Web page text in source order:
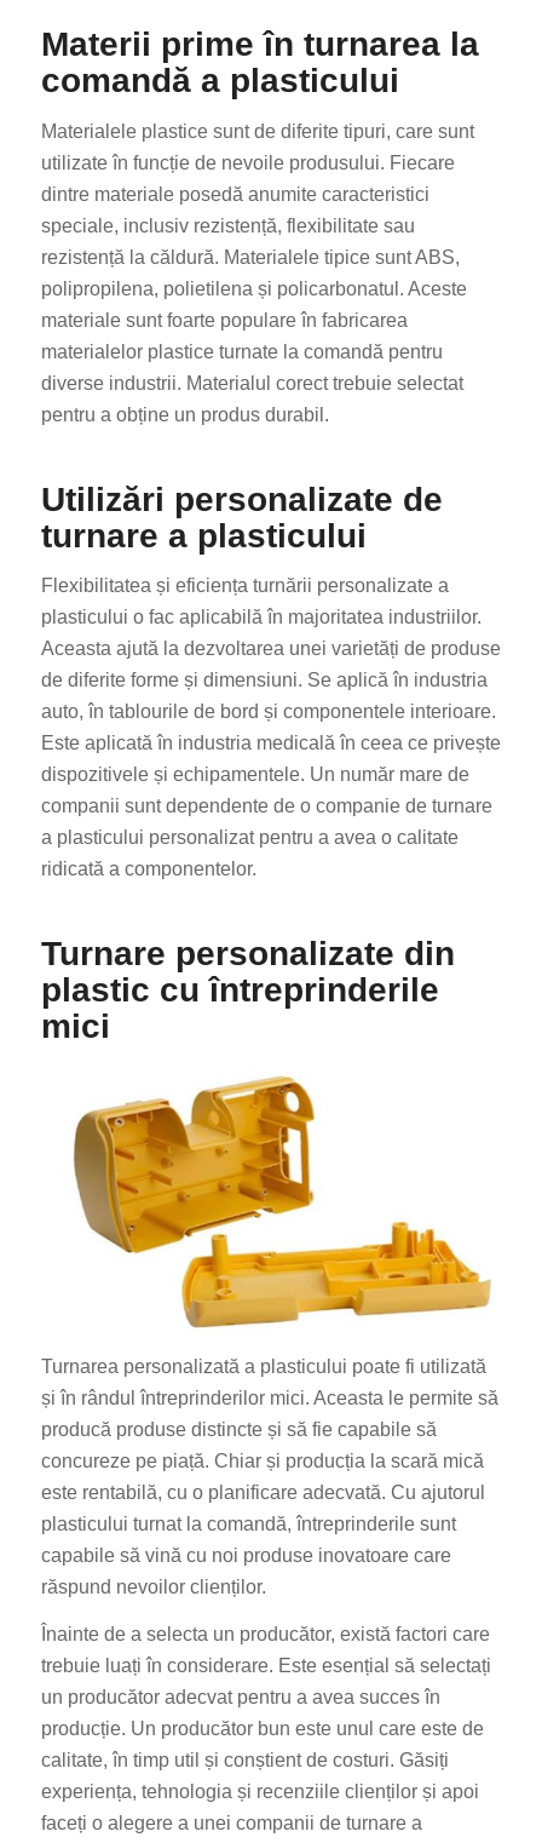
Materii prime în turnarea la
comandă a plasticului
Materialele plastice sunt de diferite tipuri, care sunt
utilizate în funcție de nevoile produsului. Fiecare
dintre materiale posedă anumite caracteristici
speciale, inclusiv rezistență, flexibilitate sau
rezistență la căldură. Materialele tipice sunt ABS,
polipropilena, polietilena și policarbonatul. Aceste
materiale sunt foarte populare în fabricarea
materialelor plastice turnate la comandă pentru
diverse industrii. Materialul corect trebuie selectat
pentru a obține un produs durabil.
Utilizări personalizate de
turnare a plasticului
Flexibilitatea și eficiența turnării personalizate a
plasticului o fac aplicabilă în majoritatea industriilor.
Aceasta ajută la dezvoltarea unei varietăți de produse
de diferite forme și dimensiuni. Se aplică în industria
auto, în tablourile de bord și componentele interioare.
Este aplicată în industria medicală în ceea ce privește
dispozitivele și echipamentele. Un număr mare de
companii sunt dependente de o companie de turnare
a plasticului personalizat pentru a avea o calitate
ridicată a componentelor.
Turnare personalizate din
plastic cu întreprinderile
mici
Turnarea personalizată a plasticului poate fi utilizată
și în rândul întreprinderilor mici. Aceasta le permite să
producă produse distincte și să fie capabile să
concureze pe piață. Chiar și producția la scară mică
este rentabilă, cu o planificare adecvată. Cu ajutorul
plasticului turnat la comandă, întreprinderile sunt
capabile să vină cu noi produse inovatoare care
răspund nevoilor clienților.
Înainte de a selecta un producător, există factori care
trebuie luați în considerare. Este esențial să selectați
un producător adecvat pentru a avea succes în
producție. Un producător bun este unul care este de
calitate, în timp util și conștient de costuri. Găsiți
experiența, tehnologia și recenziile clienților și apoi
faceți o alegere a unei companii de turnare a